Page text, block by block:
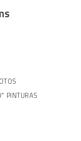
PINTURAS